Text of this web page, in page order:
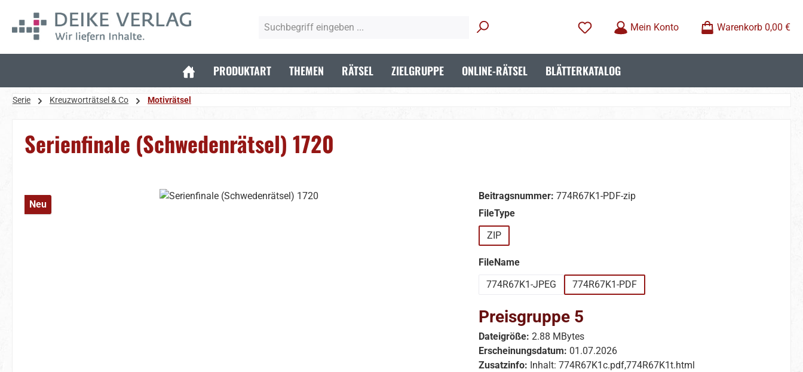
Hauptinhalt springen
Zur Suche springen
Zur Hauptnavigation springen
Mein Konto
Warenkorb 0,00 €
PRODUKTART THEMEN RÄTSEL ZIELGRUPPE ONLINE-RÄTSEL BLÄTTERKATALOG
Serie Kreuzworträtsel & Co Motivrätsel
Serienfinale (Schwedenrätsel) 1720
Bildergalerie überspringen
Neu
Beitragsnummer: 774R67K1-PDF-zip
FileTypeauswählen
ZIP
FileNameauswählen
774R67K1-JPEG
774R67K1-PDF
Preisgruppe 5
Dateigröße: 2.88 MBytes
Erscheinungsdatum: 01.07.2026
Zusatzinfo: Inhalt: 774R67K1c.pdf,774R67K1t.html